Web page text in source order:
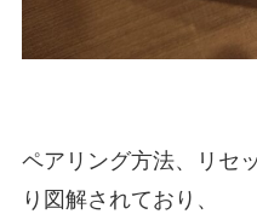
ペアリング方法、リセ
り図解されており、